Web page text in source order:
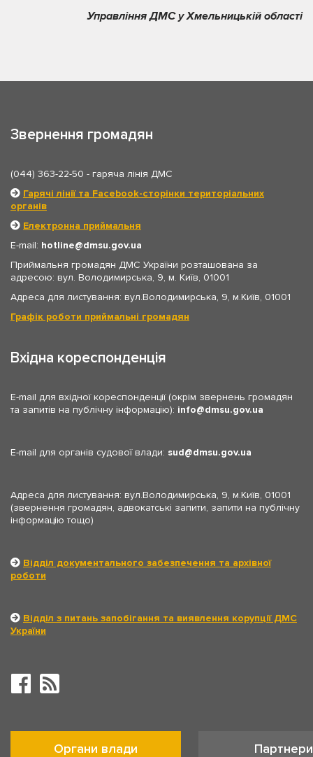
Управління ДМС у Хмельницькій області
Звернення громадян
(044) 363-22-50 - гаряча лінія ДМС
Гарячі лінії та Facebook-сторінки територіальних
органів
Електронна приймальня
E-mail: hotline
dmsu.gov.ua
Приймальня громадян ДМС України розташована за
адресою: вул. Володимирська, 9, м. Київ, 01001
Адреса для листування: вул.Володимирська, 9, м.Київ, 01001
Графік роботи приймальні громадян
Вхідна кореспонденція
E-mail для вхідної кореспонденції (окрім звернень громадян
та запитів на публічну інформацію): info dmsu.gov.ua
E-mail для органів судової влади: sud dmsu.gov.ua
Адреса для листування: вул.Володимирська, 9, м.Київ, 01001
(звернення громадян, адвокатські запити, запити на публічну
інформацію тощо)
Відділ документального забезпечення та архівної
роботи
Відділ з питань запобігання та виявлення корупції ДМС
України
Органи влади Партнери